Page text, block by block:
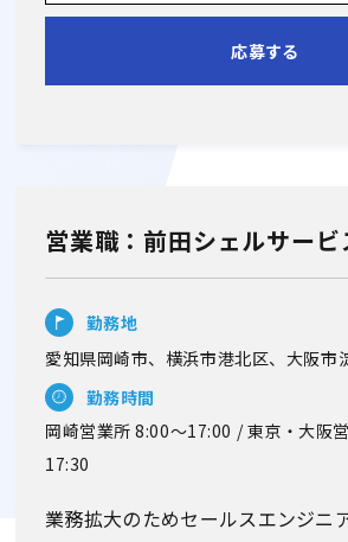
応募する
営業職：前田シェルサービ
勤務地
愛知県岡崎市、横浜市港北区、大阪市
勤務時間
岡崎営業所 8:00～17:00 / 東京・大阪
17:30
業務拡大のためセールスエンジニ